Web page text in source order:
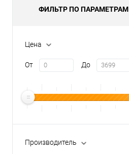
ФИЛЬТР ПО ПАРАМЕТРАМ
Цена
От До
Производитель